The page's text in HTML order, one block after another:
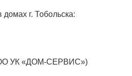
г. Тобольска:
УК «ДОМ-СЕРВИС»)